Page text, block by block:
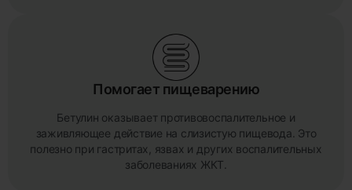
Помогает пищеварению
Бетулин оказывает противовоспалительное и
заживляющее действие на слизистую пищевода. Это
полезно при гастритах, язвах и других воспалительных
заболеваниях ЖКТ.